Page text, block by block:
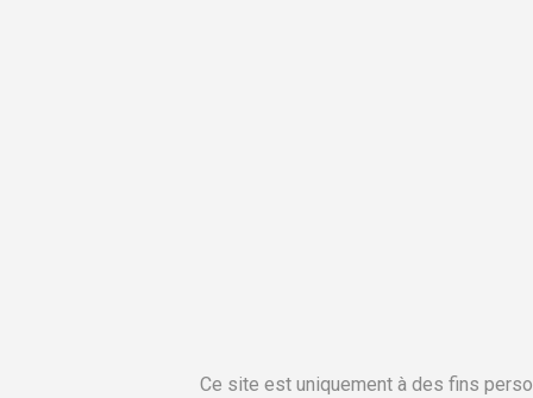
Ce site est uniquement à des fins